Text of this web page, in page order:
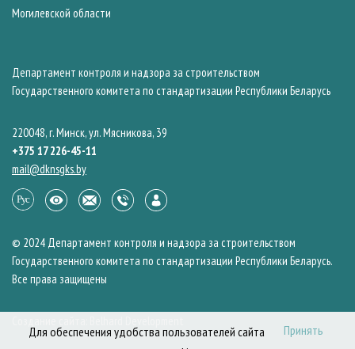
Могилевской области
Департамент контроля и надзора за строительством
Государственного комитета по стандартизации Республики Беларусь
220048, г. Минск, ул. Мясникова, 39
+375 17 226-45-11
mail@dknsgks.by
© 2024 Департамент контроля и надзора за строительством
Государственного комитета по стандартизации Республики Беларусь.
Все права защищены
Принять
Для обеспечения удобства пользователей сайта